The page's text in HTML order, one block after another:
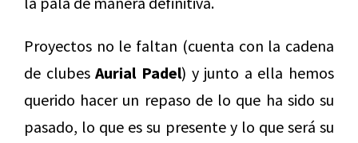
Proyectos no le faltan (cuenta con la cadena
de clubesAurial Padel) y junto a ella hemos
querido hacer un repaso de lo que ha sido su
pasado, lo que es su presente y lo que será su